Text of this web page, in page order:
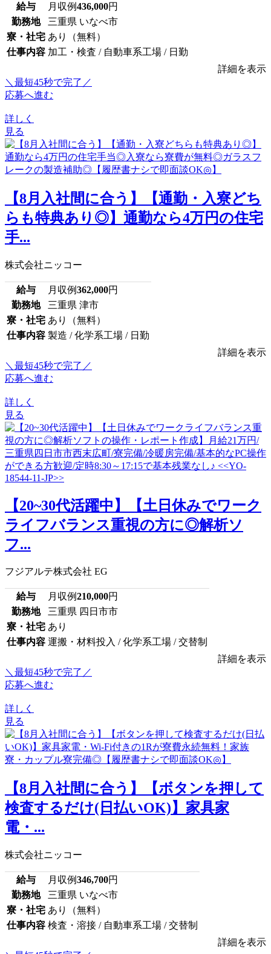
給与 月収例436,000円
勤務地
三重県 いなべ市
寮・社宅 あり（無料）
仕事内容 加工・検査 / 自動車系工場 / 日勤
詳細を表示
＼最短45秒で完了／
応募へ進む
詳しく
見る
【8月入社間に合う】【通勤・入寮どち
らも特典あり◎】通勤なら4万円の住宅
手...
株式会社ニッコー
給与 月収例362,000円
勤務地
三重県 津市
寮・社宅 あり（無料）
仕事内容 製造 / 化学系工場 / 日勤
詳細を表示
＼最短45秒で完了／
応募へ進む
詳しく
見る
【20~30代活躍中】【土日休みでワーク
ライフバランス重視の方に◎解析ソ
フ...
フジアルテ株式会社 EG
給与 月収例210,000円
勤務地
三重県 四日市市
寮・社宅 あり
仕事内容 運搬・材料投入 / 化学系工場 / 交替制
詳細を表示
＼最短45秒で完了／
応募へ進む
詳しく
見る
【8月入社間に合う】【ボタンを押して
検査するだけ(日払いOK)】家具家
電・...
株式会社ニッコー
給与 月収例346,700円
勤務地
三重県 いなべ市
寮・社宅 あり（無料）
仕事内容 検査・溶接 / 自動車系工場 / 交替制
詳細を表示